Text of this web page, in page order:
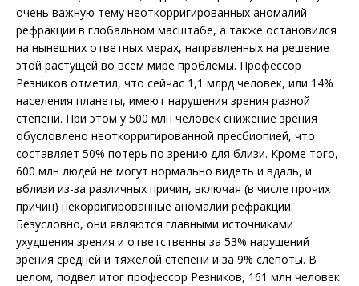
очень важную тему неоткорригированных аномалий
рефракции в глобальном масштабе, а также остановился
на нынешних ответных мерах, направленных на решение
этой растущей во всем мире проблемы. Профессор
Резников отметил, что сейчас 1,1 млрд человек, или 14%
населения планеты, имеют нарушения зрения разной
степени. При этом у 500 млн человек снижение зрения
обусловлено неоткорригированной пресбиопией, что
составляет 50% потерь по зрению для близи. Кроме того,
600 млн людей не могут нормально видеть и вдаль, и
вблизи из-за различных причин, включая (в числе прочих
причин) некорригированные аномалии рефракции.
Безусловно, они являются главными источниками
ухудшения зрения и ответственны за 53% нарушений
зрения средней и тяжелой степени и за 9% слепоты. В
целом, подвел итог профессор Резников, 161 млн человек